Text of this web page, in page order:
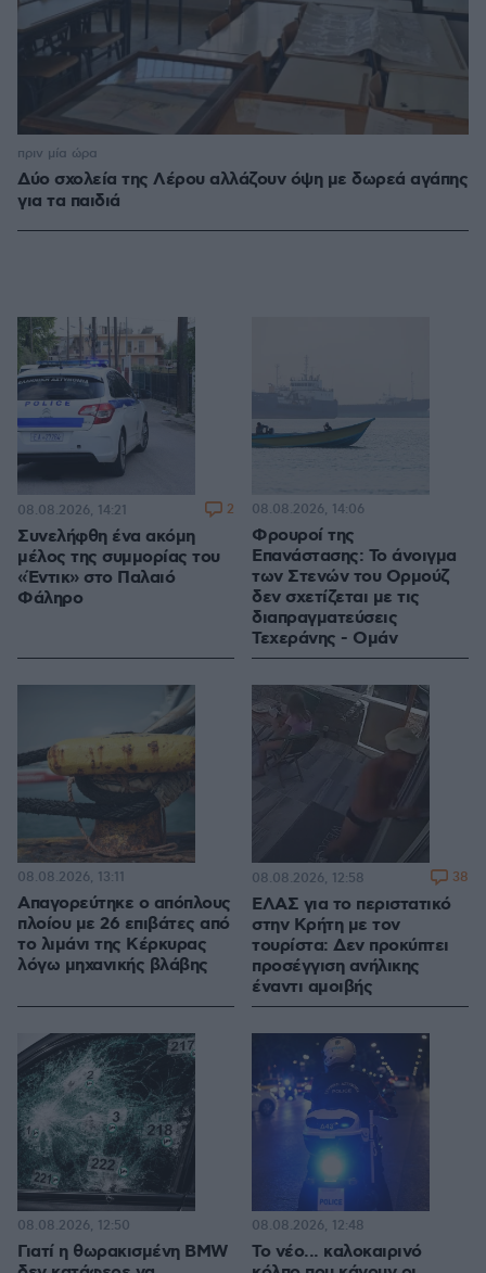
Δύο σχολεία της Λέρου αλλάζουν όψη με δωρεά αγάπης
για τα παιδιά
πριν μία ώρα
Συνελήφθη ένα ακόμη
μέλος της συμμορίας του
«Έντικ» στο Παλαιό
Φάληρο
08.08.2026, 14:21 2
Φρουροί της
Επανάστασης: Το άνοιγμα
των Στενών του Ορμούζ
δεν σχετίζεται με τις
διαπραγματεύσεις
Τεχεράνης - Ομάν
08.08.2026, 14:06
Απαγορεύτηκε ο απόπλους
πλοίου με 26 επιβάτες από
το λιμάνι της Κέρκυρας
λόγω μηχανικής βλάβης
08.08.2026, 13:11
ΕΛΑΣ για το περιστατικό
στην Κρήτη με τον
τουρίστα: Δεν προκύπτει
προσέγγιση ανήλικης
έναντι αμοιβής
08.08.2026, 12:58 38
Γιατί η θωρακισμένη BMW
08.08.2026, 12:50
Το νέο... καλοκαιρινό
08.08.2026, 12:48